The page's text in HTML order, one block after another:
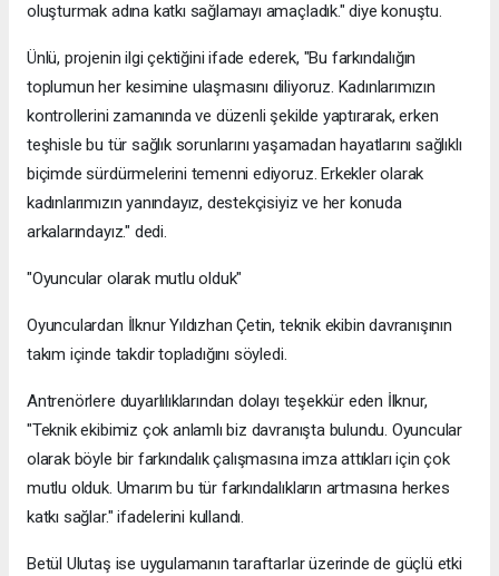
oluşturmak adına katkı sağlamayı amaçladık." diye konuştu.
Ünlü, projenin ilgi çektiğini ifade ederek, "Bu farkındalığın
toplumun her kesimine ulaşmasını diliyoruz. Kadınlarımızın
kontrollerini zamanında ve düzenli şekilde yaptırarak, erken
teşhisle bu tür sağlık sorunlarını yaşamadan hayatlarını sağlıklı
biçimde sürdürmelerini temenni ediyoruz. Erkekler olarak
kadınlarımızın yanındayız, destekçisiyiz ve her konuda
arkalarındayız." dedi.
"Oyuncular olarak mutlu olduk"
Oyunculardan İlknur Yıldızhan Çetin, teknik ekibin davranışının
takım içinde takdir topladığını söyledi.
Antrenörlere duyarlılıklarından dolayı teşekkür eden İlknur,
"Teknik ekibimiz çok anlamlı biz davranışta bulundu. Oyuncular
olarak böyle bir farkındalık çalışmasına imza attıkları için çok
mutlu olduk. Umarım bu tür farkındalıkların artmasına herkes
katkı sağlar." ifadelerini kullandı.
Betül Ulutaş ise uygulamanın taraftarlar üzerinde de güçlü etki